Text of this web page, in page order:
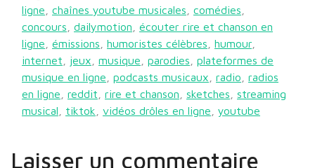
ligne
chaînes youtube musicales comédies
concours
dailymotion
écouter rire et chanson en
ligne
émissions humoristes célèbres humour
internet
jeux musique parodies
plateformes de
musique en ligne
podcasts musicaux radio
radios
en ligne
reddit rire et chanson sketches
streaming
musical
tiktok vidéos drôles en ligne youtube
Laisser un commentaire